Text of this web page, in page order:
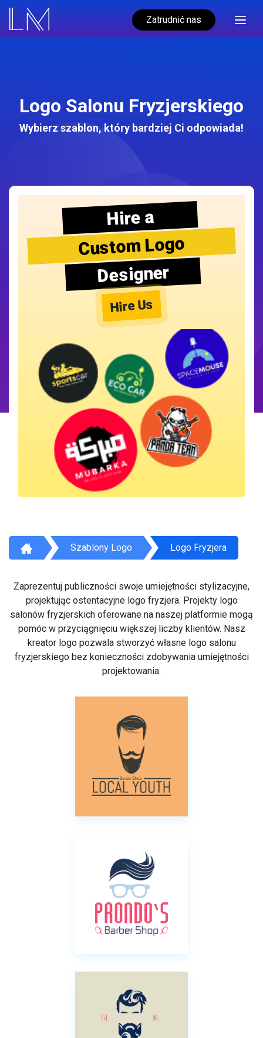
Zatrudnić nas
Logo Salonu Fryzjerskiego
Wybierz szablon, który bardziej Ci odpowiada!
Hire a
Custom Logo
Designer
Hire Us
Szablony Logo Logo Fryzjera
Zaprezentuj publiczności swoje umiejętności stylizacyjne,
projektując ostentacyjne logo fryzjera. Projekty logo
salonów fryzjerskich oferowane na naszej platformie mogą
pomóc w przyciągnięciu większej liczby klientów. Nasz
kreator logo pozwala stworzyć własne logo salonu
fryzjerskiego bez konieczności zdobywania umiejętności
projektowania.